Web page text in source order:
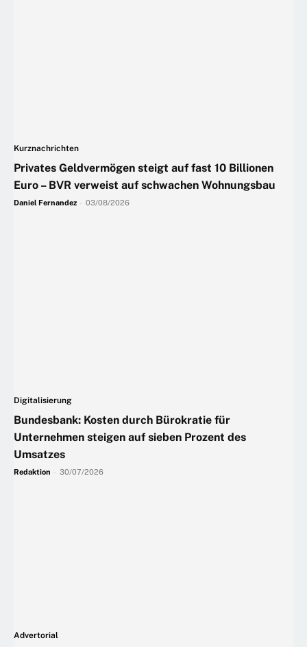
Kurznachrichten
Privates Geldvermögen steigt auf fast 10 Billionen
Euro – BVR verweist auf schwachen Wohnungsbau
Daniel Fernandez 03/08/2026
Digitalisierung
Bundesbank: Kosten durch Bürokratie für
Unternehmen steigen auf sieben Prozent des
Umsatzes
Redaktion 30/07/2026
Advertorial